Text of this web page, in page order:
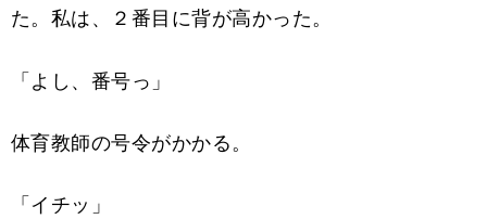
た。私は、２番目に背が高かった。
「よし、番号っ」
体育教師の号令がかかる。
「イチッ」